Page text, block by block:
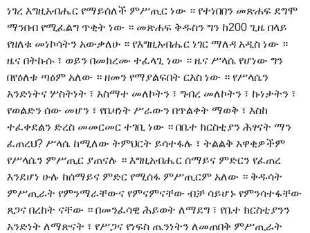
ነገረ እግዚአብሔር የማይሰለች ምሥጢር ነው ። የተነበበን መጽሐፍ ደግሞ
ማንበብ የሚፈልግ ጥቂት ነው ። መጽሐፍ ቅዱስን ግን ከ200 ጊዜ በላይ
የዘለቁ መነኮሳትን አውቃለሁ ። የእግዚአብሔር ነገር ማለዳ አዲስ ነው ።
ዜና በትኩሱ ፣ ወይን በመክረሙ ተፈላጊ ነው ። ዜና ሥላሴ የሆነው ግን
በየዕለቱ ጣዕም አለው ። ዘመን የማያልፍበት ርእስ ነው ። የሥላሴን
አንድነትና ሦስትነት ፣ አስማተ መለኮትን ፣ ግብረ መለኮትን ፣ ኩነታትን ፣
የወልድን ሰው መሆን ፣ የቤዛነት ሥራውን በጥልቀት ማወቅ ፣ እስከ
ተፈቀደልን ድረስ መመርመር ተገቢ ነው ። በቤተ ክርስቲያን ሕፃናት ማን
ፈጠረህ? ሥላሴ ከሚለው ትምህርት ይሳተፋሉ ፣ ትልልቅ አዋቂዎችም
የሥላሴን ምሥጢር ያጠናሉ ። እግዚአብሔር ሰማይና ምድርን የፈጠረ
እንደሆነ ሁሉ ከሰማይና ምድር የሚሰፋ ምሥጢርም አለው ። ቅዱሳት
ምሥጢራት የምንማራቸውና የምናምናቸው ብቻ ሳይሆኑ የምንሳተፋቸው
ጸጋና በረከት ናቸው ። በመንፈሳዊ ሕይወት ለማደግ ፣ የቤተ ክርስቲያንን
አንድነት ለማጽናት ፣ የሥጋና የነፍስ ጤንነትን ለመጠበቅ ምሥጢራት